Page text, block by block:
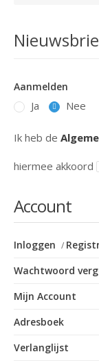
Aanmelden
Ja Nee
Ik heb de
hiermee akkoord
Account
Inloggen /
Wachtwoord
Mijn Account
Adresboek
Verlanglijst